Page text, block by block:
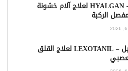
هيالجان – HYALGAN لعلاج آلام خشونة
الركبة
ليكسوتانيل – LEXOTANIL لعلاج القلق